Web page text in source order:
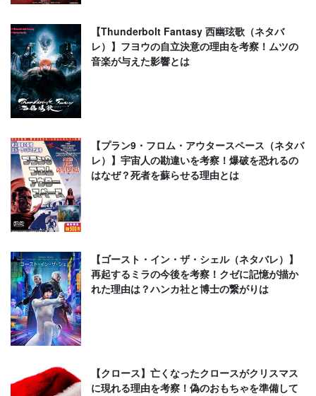
【Thunderbolt Fantasy 西幽玹歌（ネタバ
レ）】フヨウの自立決意の理由を考察！ムツの
音楽が与えた影響とは
【プラン9・フロム・アウタースペース（ネタバ
レ）】宇宙人の勘違いを考察！爆破を恐れるの
はなぜ？死者を蘇らせる理由とは
【ゴースト・イン・ザ・シェル（ネタバレ）】
再起するミラの今後を考察！クゼに記憶が描か
れた理由は？ハンカ社と博士の繋がりは
【クロース】亡くなったクロースがクリスマス
に現れる理由を考察！偽のおもちゃを準備して